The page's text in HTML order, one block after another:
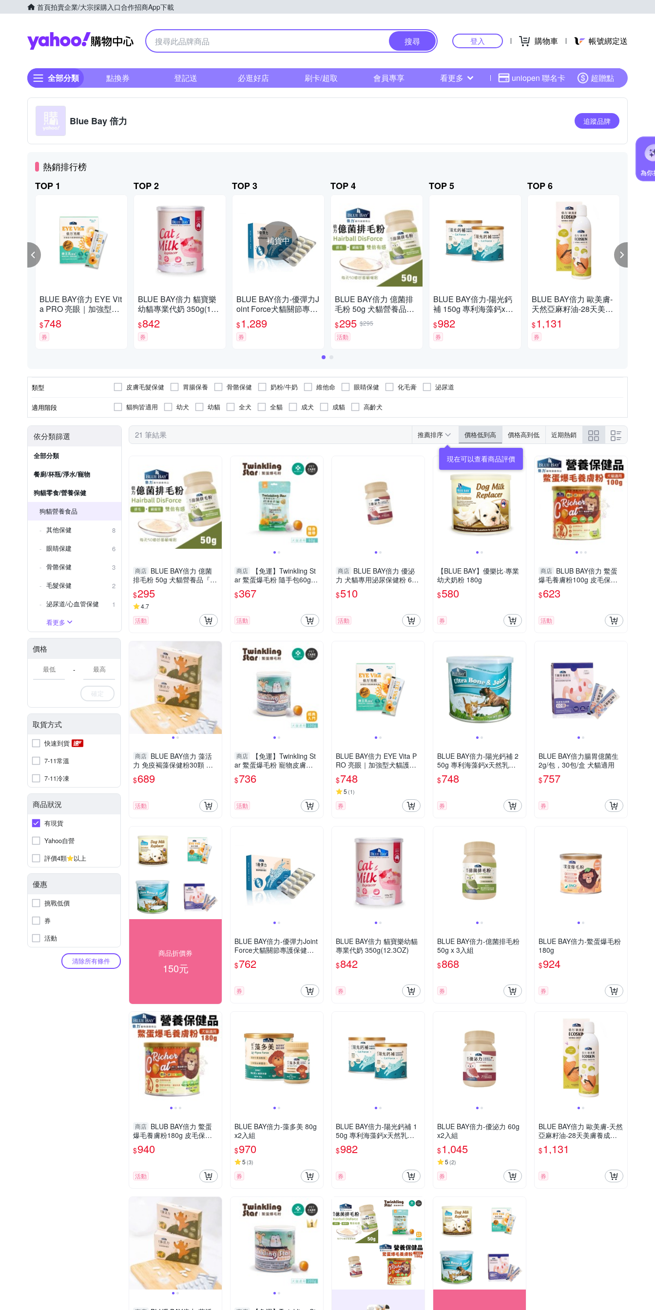
首頁拍賣企業/大宗採購入口合作招商App下載
Yahoo購物中心
搜尋 登入 購物車 帳號綁定送
全部分類 點換券 登記送 必逛好店 刷卡/超取 會員專享 看更多 uniopen 聯名卡 超贈點
Blue Bay 倍力 追蹤品牌
熱銷排行榜
TOP 1
BLUE BAY倍力 EYE Vit
a PRO 亮眼｜加強型犬
貓護眼葉黃素 30bags x
2g 犬貓適用
$748
券
TOP 2
BLUE BAY倍力 貓寶樂
幼貓專業代奶 350g(12.3
OZ)
$842
券
TOP 3
補貨中
BLUE BAY倍力-優彈力J
oint Force犬貓關節專護
保健粉 500毫克/顆，60
顆/包 犬貓適用
$1,289
券
TOP 4
BLUE BAY倍力 億菌排
毛粉 50g 犬貓營養品
『寵喵樂旗艦店』
$295 $295
活動
TOP 5
BLUE BAY倍力-陽光鈣
補 150g 專利海藻鈣x天
然乳酸鈣 x2入組
$982
券
TOP 6
BLUE BAY倍力 歐美膚-
天然亞麻籽油-28天美膚
養成計劃 250ml/8.5oz x
2入組
$1,131
券
類型 皮膚毛髮保健 胃腸保養 骨骼保健 奶粉/牛奶 維他命 眼睛保健 化毛膏 泌尿道
適用階段 貓狗皆適用 幼犬 幼貓 全犬 全貓 成犬 成貓 高齡犬
依分類篩選
全部分類
餐廚/杯瓶/淨水/寵物
狗貓零食/營養保健
狗貓營養食品
其他保健
8
眼睛保建
6
骨骼保健
3
毛髮保健
2
泌尿道/心血管保健
1
看更多
價格
-
確定
取貨方式
快速到貨
7-11常溫
7-11冷凍
商品狀況
有現貨
Yahoo自營
評價4顆
以上
優惠
挑戰低價
券
活動
清除所有條件
21 筆結果 推薦排序 價格低到高 價格高到低 近期熱銷
商店 BLUE BAY倍力 億菌
排毛粉 50g 犬貓營養品『寵
喵樂旗艦店』
$295
4.7
活動
商店
【免運】Twinkling St
ar 鱉蛋爆毛粉 隨手包60g
寵物皮膚保健專用 犬貓適用
『寵喵樂旗艦店』
$367
活動
商店 BLUE BAY倍力 優泌
力 犬貓專用泌尿保健粉 60g
(374顆蔓越莓精萃) 犬貓營
養品『寵喵樂旗艦店』
$510
活動
【BLUE BAY】優樂比·專業
幼犬奶粉 180g
$580
券
商店 BLUB BAY倍力 鱉蛋
爆毛養膚粉100g 皮毛保健
犬貓保健品『寵喵樂旗艦
店』
$623
活動
商店 BLUE BAY倍力 藻活
力 免疫褐藻保健粉30顆 犬
貓營養品『寵喵樂旗艦店』
$689
活動
商店
【免運】Twinkling St
ar 鱉蛋爆毛粉 寵物皮膚保
健專用 小罐100g 犬貓適用
『寵喵樂旗艦店』
$736
活動
BLUE BAY倍力 EYE Vita P
RO 亮眼｜加強型犬貓護眼
葉黃素 30bags x 2g 犬貓適
用
$748
5 (1)
券
BLUE BAY倍力-陽光鈣補 2
50g 專利海藻鈣x天然乳酸
鈣
$748
券
BLUE BAY倍力腸胃億菌生
2g/包，30包/盒 犬貓適用
$757
券
商品折價券
150元
BLUE BAY倍力-優彈力Joint
Force犬貓關節專護保健粉
500毫克/顆，30顆/包 犬貓
適用
$762
券
BLUE BAY倍力 貓寶樂幼貓
專業代奶 350g(12.3OZ)
$842
券
BLUE BAY倍力-億菌排毛粉
50g x 3入組
$868
券
BLUE BAY倍力-鱉蛋爆毛粉
180g
$924
券
商店 BLUB BAY倍力 鱉蛋
爆毛養膚粉180g 皮毛保健
犬貓保健品『寵喵樂旗艦
店』
$940
活動
BLUE BAY倍力-藻多美 80g
x2入組
$970
5 (3)
券
BLUE BAY倍力-陽光鈣補 1
50g 專利海藻鈣x天然乳酸
鈣 x2入組
$982
券
BLUE BAY倍力-優泌力 60g
x2入組
$1,045
5 (2)
券
BLUE BAY倍力 歐美膚-天然
亞麻籽油-28天美膚養成計
劃 250ml/8.5oz x2入組
$1,131
券